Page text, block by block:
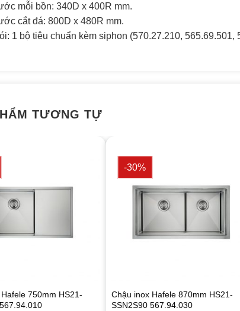
mỗi bồn: 340D x 400R mm.
cắt đá: 800D x 480R mm.
1 bộ tiêu chuẩn kèm siphon (570.27.210, 565.69.501,
TƯƠNG TỰ
750mm HS21-
-30%
Chậu inox Hafele 870mm HS21-
SSN2S90 567.94.030